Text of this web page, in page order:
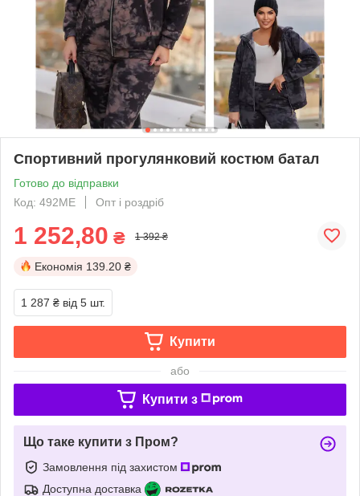
Спортивний прогулянковий костюм батал
Готово до відправки
Код: 492МЕ
Опт і роздріб
1 252,80 ₴ 1 392 ₴
Економія 139.20 ₴
1 287 ₴ від 5 шт.
Купити
або
Купити з
Що таке купити з Пром?
Замовлення під захистом
Доступна доставка